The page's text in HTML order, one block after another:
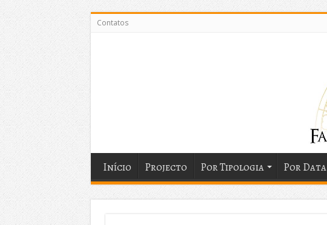
Contatos
Início Projecto Por Tipologia Por Data